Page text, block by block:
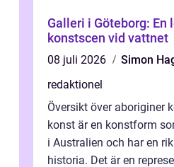
Galleri i Göteborg: En
konstscen vid vattnet
08 juli 2026
Simon
redaktionel
Översikt över aboriginer
konst är en konstform
i Australien och har en
historia. Det är en